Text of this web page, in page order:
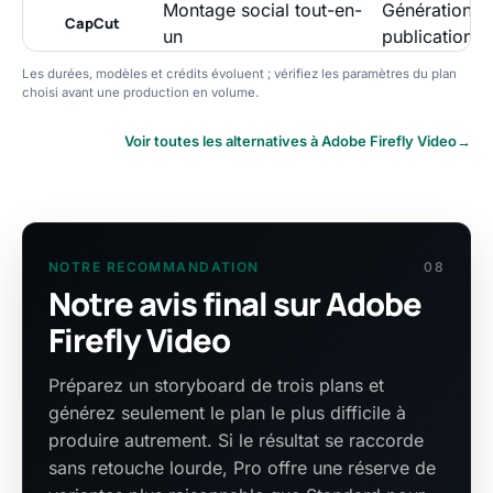
CapCut
Montage social tout-en-
un
Génération,
publication
Les durées, modèles et crédits évoluent ; vérifiez les paramètres du plan
choisi avant une production en volume.
Voir toutes les alternatives à Adobe Firefly Video→
NOTRE RECOMMANDATION 08
Notre avis final sur Adobe
Firefly Video
Préparez un storyboard de trois plans et
générez seulement le plan le plus difficile à
produire autrement. Si le résultat se raccorde
sans retouche lourde, Pro offre une réserve de